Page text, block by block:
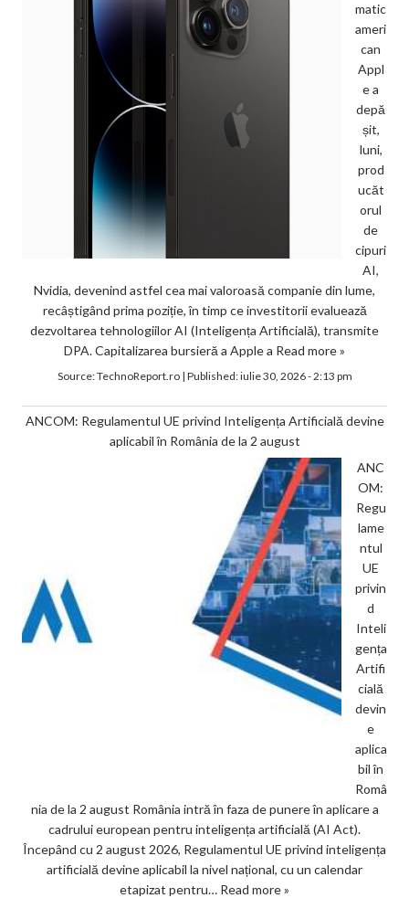
matic
ameri
can
Appl
e a
depă
șit,
luni,
prod
ucăt
orul
de
cipuri
AI,
Nvidia, devenind astfel cea mai valoroasă companie din lume,
recâștigând prima poziție, în timp ce investitorii evaluează
dezvoltarea tehnologiilor AI (Inteligența Artificială), transmite
DPA. Capitalizarea bursieră a Apple a Read more »
Source:TechnoReport.ro| Published:iulie 30, 2026 - 2:13 pm
ANCOM: Regulamentul UE privind Inteligența Artificială devine
aplicabil în România de la 2 august
ANC
OM:
Regu
lame
ntul
UE
privin
d
Inteli
gența
Artifi
cială
devin
e
aplica
bil în
Româ
nia de la 2 august România intră în faza de punere în aplicare a
cadrului european pentru inteligența artificială (AI Act).
Începând cu 2 august 2026, Regulamentul UE privind inteligența
artificială devine aplicabil la nivel național, cu un calendar
etapizat pentru… Read more »